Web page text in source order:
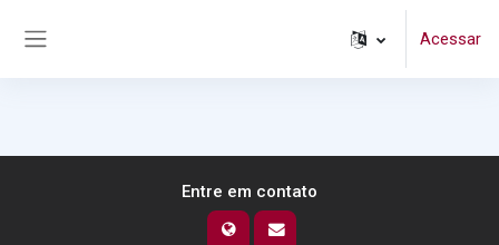
Acessar
Entre em contato